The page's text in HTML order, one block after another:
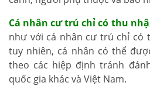
Cá nhân cư trú chỉ có thu
như với cá nhân cư trú chỉ có
tuy nhiên, cá nhân có thể
theo các hiệp định tránh
quốc gia khác và Việt Nam.